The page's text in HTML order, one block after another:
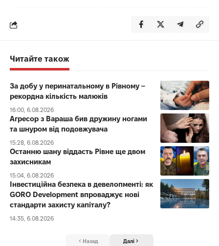
Читайте також
За добу у перинатальному в Рівному –
рекордна кількість малюків
16:00, 6.08.2026
Агресор з Вараша бив дружину ногами
та шнуром від подовжувача
15:28, 6.08.2026
Останню шану віддасть Рівне ще двом
захисникам
15:04, 6.08.2026
Інвестиційна безпека в девелопменті: як
GORO Development впроваджує нові
стандарти захисту капіталу?
14:35, 6.08.2026
Назад Далі